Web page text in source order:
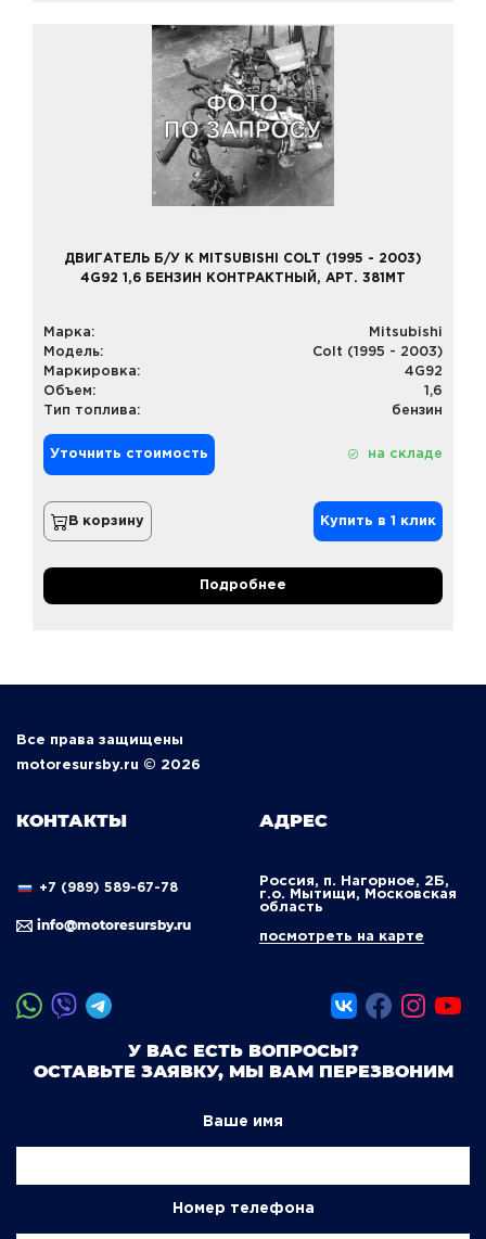
ДВИГАТЕЛЬ Б/У К MITSUBISHI COLT (1995 - 2003)
4G92 1,6 БЕНЗИН КОНТРАКТНЫЙ, АРТ. 381MT
Марка:
Mitsubishi
Модель:
Colt (1995 - 2003)
Маркировка:
4G92
Объем:
1,6
Тип топлива:
бензин
Уточнить стоимость на складе
В корзину Купить в 1 клик
Подробнее
Все права защищены
motoresursby.ru © 2026
КОНТАКТЫ
+7 (989) 589-67-78
info@motoresursby.ru
АДРЕС
Россия, п. Нагорное, 2Б,
г.о. Мытищи, Московская
область
посмотреть на карте
У ВАС ЕСТЬ ВОПРОСЫ?
ОСТАВЬТЕ ЗАЯВКУ, МЫ ВАМ ПЕРЕЗВОНИМ
Ваше имя
Номер телефона